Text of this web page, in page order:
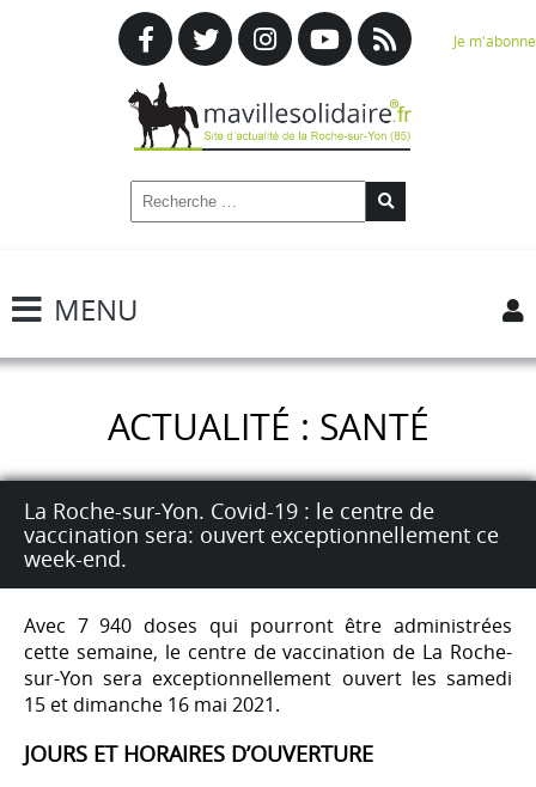
Je m'abonne
MENU
ACTUALITÉ : SANTÉ
La Roche-sur-Yon. Covid-19 : le centre de
vaccination sera: ouvert exceptionnellement ce
week-end.
Avec 7 940 doses qui pourront être administrées
cette semaine, le centre de vaccination de La Roche-
sur-Yon sera exceptionnellement ouvert les samedi
15 et dimanche 16 mai 2021.
JOURS ET HORAIRES D’OUVERTURE